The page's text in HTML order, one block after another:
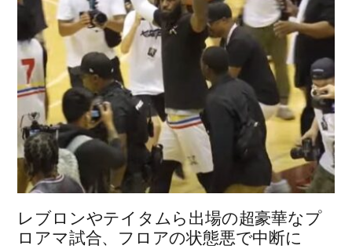
レブロンやテイタムら出場の超豪華なプ
ロアマ試合、フロアの状態悪で中断に